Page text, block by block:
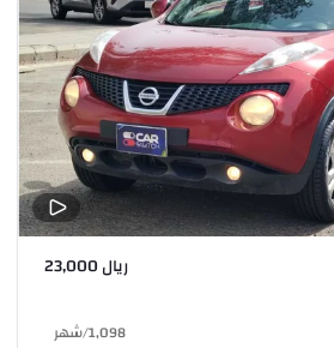
ريال 23,000
1,098
/شهر